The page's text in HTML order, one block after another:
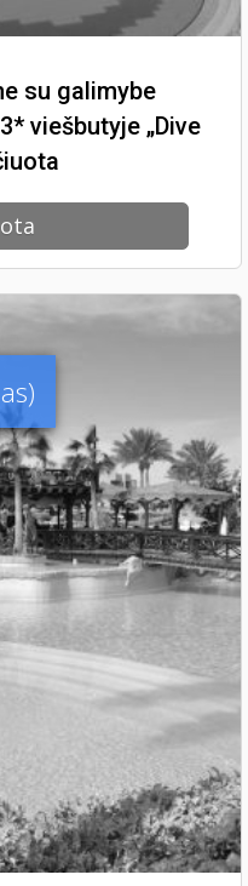
su galimybe
viešbutyje „Dive